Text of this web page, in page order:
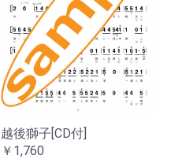
越後獅子[CD付]
￥1,760